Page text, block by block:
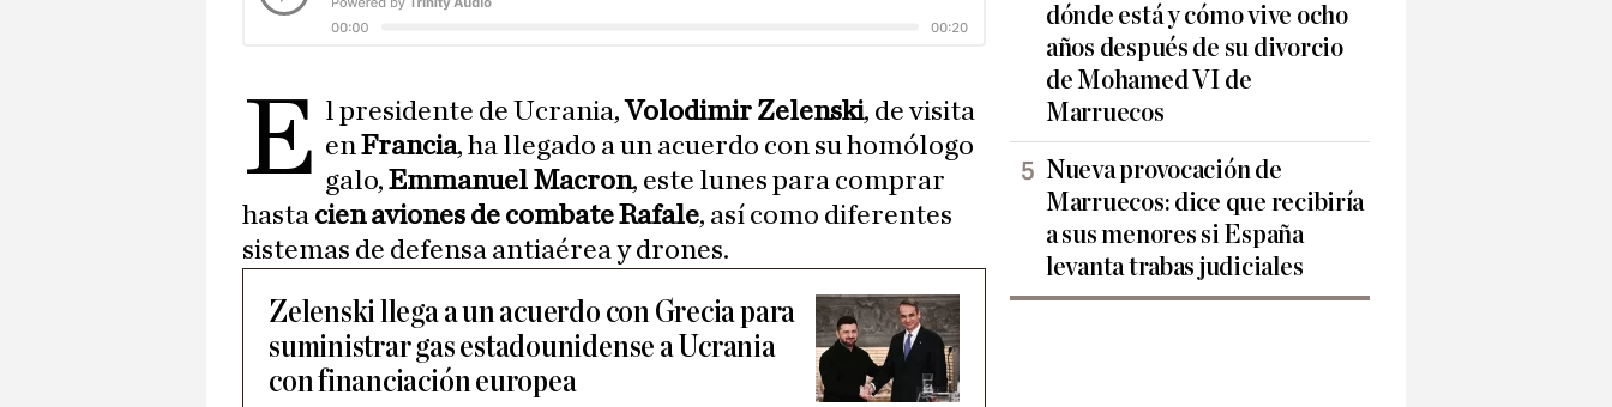
E l presidente de Ucrania,Volodimir Zelenski, de visita
enFrancia, ha llegado a un acuerdo con su homólogo
galo,Emmanuel Macron, este lunes para comprar
hasta cien aviones de combate Rafale, así como diferentes
sistemas de defensa antiaérea y drones.
Zelenski llega a un acuerdo con Grecia para
suministrar gas estadounidense a Ucrania
con financiación europea
dónde está y cómo vive ocho
años después de su divorcio
de Mohamed VI de
Marruecos
Nueva provocación de
Marruecos: dice que recibiría
a sus menores si España
levanta trabas judiciales